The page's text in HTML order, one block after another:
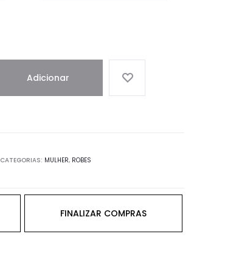
Adicionar
CATEGORIAS: MULHER, ROBES
FINALIZAR COMPRAS